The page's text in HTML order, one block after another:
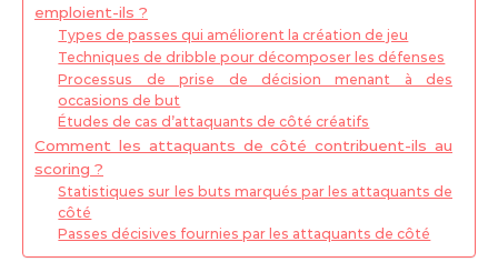
emploient-ils ?
Types de passes qui améliorent la création de jeu
Techniques de dribble pour décomposer les défenses
Processus de prise de décision menant à des
occasions de but
Études de cas d’attaquants de côté créatifs
Comment les attaquants de côté contribuent-ils au
scoring ?
Statistiques sur les buts marqués par les attaquants de
côté
Passes décisives fournies par les attaquants de côté